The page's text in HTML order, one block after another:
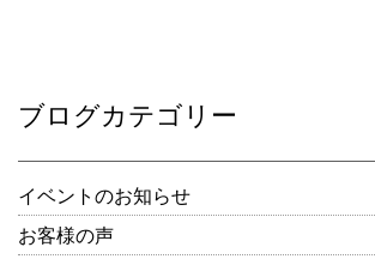
ブログカテゴリー
イベントのお知らせ
お客様の声